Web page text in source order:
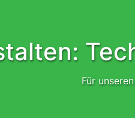
Für